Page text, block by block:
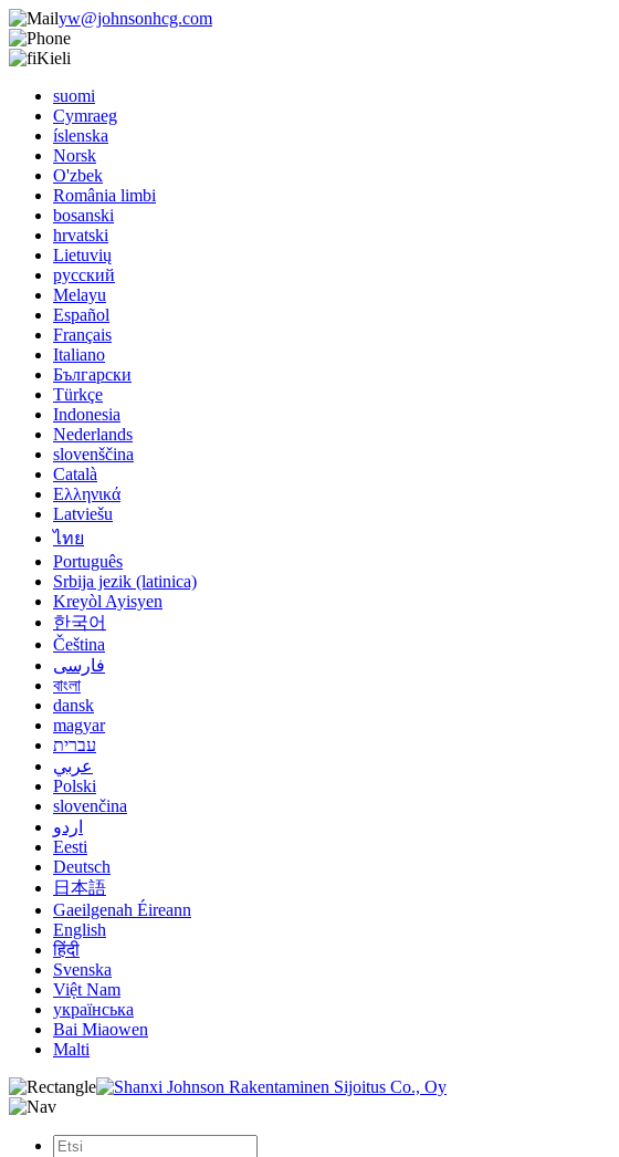
yw@johnsonhcg.com
Kieli
suomi
Cymraeg
íslenska
Norsk
O'zbek
România limbi
bosanski
hrvatski
Lietuvių
русский
Melayu
Español
Français
Italiano
Български
Türkçe
Indonesia
Nederlands
slovenščina
Català
Ελληνικά
Latviešu
ไทย
Português
Srbija jezik (latinica)
Kreyòl Ayisyen
한국어
Čeština
فارسی
বাংলা
dansk
magyar
עברית
عربي
Polski
slovenčina
اردو
Eesti
Deutsch
日本語
Gaeilgenah Éireann
English
हिंदी
Svenska
Việt Nam
українська
Bai Miaowen
Malti